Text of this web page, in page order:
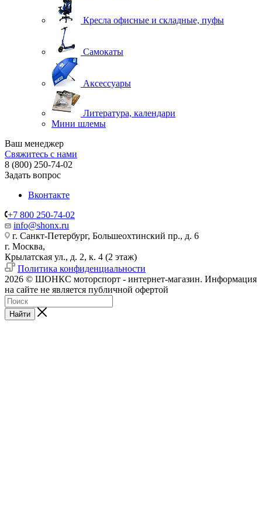
Кресла офисные и складные, пуфы
Самокаты
Аксессуары
Литература, календари
Мини шлемы
Ваш менеджер
Свяжитесь с нами
8 (800) 250-74-02
Задать вопрос
Вконтакте
+7 800 250-74-02
info@shonx.ru
г. Санкт-Петербург, Большеохтинский пр., д. 6
г. Москва,
Крылатская ул., д. 2, к. 4 (2 этаж)
Политика конфиденциальности
2026 © ШОНКС моторспорт - интернет-магазин. Информация
на сайте не является публичной офертой
Найти